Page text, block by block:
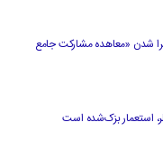
شدن «معاهده مشارکت جامع
استعمار بزک‌شده است